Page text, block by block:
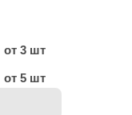
от 3 шт
от 5 шт